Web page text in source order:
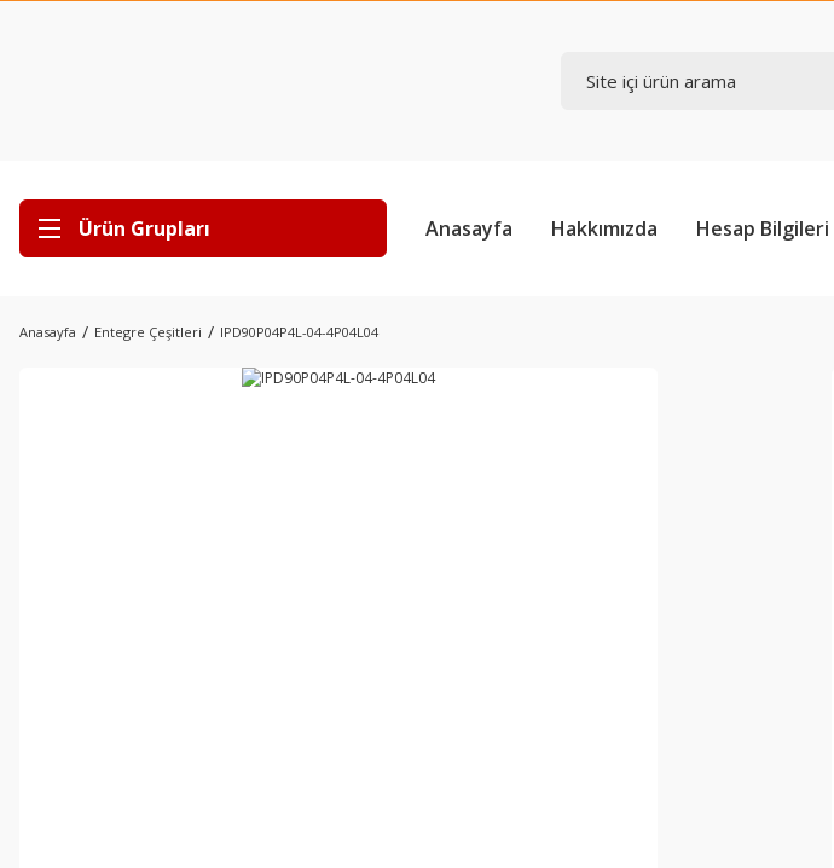
Ürün Grupları Anasayfa Hakkımızda Hesap Bilgileri
Anasayfa Entegre Çeşitleri IPD90P04P4L-04-4P04L04